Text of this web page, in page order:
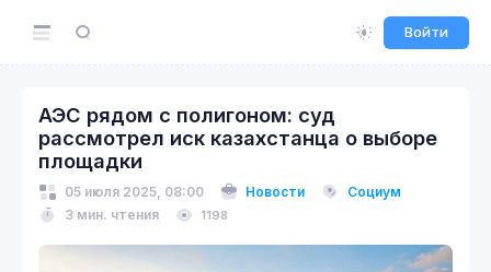
Войти
АЭС рядом с полигоном: суд
рассмотрел иск казахстанца о выборе
площадки
05 июля 2025, 08:00 Новости
Социум
3 мин. чтения
1198